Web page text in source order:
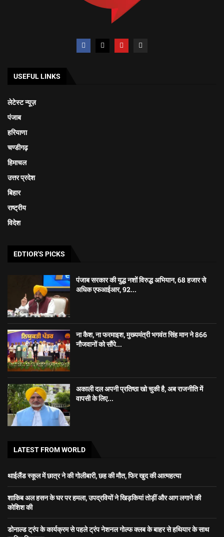
USEFUL LINKS
लेटेस्ट न्यूज़
पंजाब
हरियाणा
चण्डीगढ़
हिमाचल
उत्तर प्रदेश
बिहार
राष्ट्रीय
विदेश
EDTIOR'S PICKS
पंजाब सरकार की युद्ध नशों विरुद्ध अभियान, 68 हजार से
अधिक एफआईआर, 92...
ना कैश, ना फरमाइश, मुख्यमंत्री भगवंत सिंह मान ने 866
नौजवानों को सौंपे...
अकाली दल अपनी प्रतिष्ठा खो चुकी है, अब राजनीति में
वापसी के लिए...
LATEST FROM WORLD
थाईलैंड स्कूल में छात्र ने की गोलीबारी, छह की मौत, फिर खुद की आत्महत्या
शाकिब अल हसन के घर पर हमला, उपद्रवियों ने खिड़कियां तोड़ीं और आग लगाने की
कोशिश की
डोनाल्ड ट्रंप के कार्यक्रम से पहले ट्रंप नेशनल गोल्फ क्लब के बाहर से हथियार के साथ